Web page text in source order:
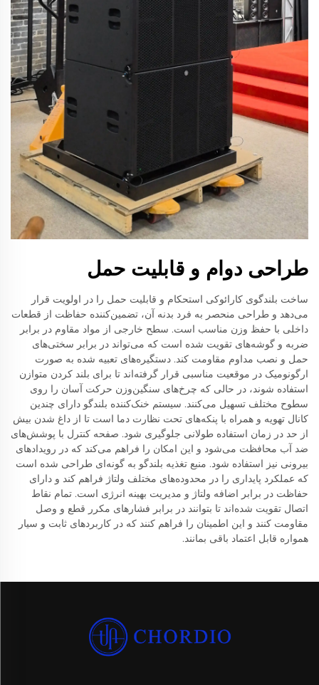
طراحی دوام و قابلیت حمل
ساخت بلندگوی کارائوکی استحکام و قابلیت حمل را در اولویت قرار
می‌دهد و طراحی منحصر به فرد بدنه آن، تضمین‌کننده حفاظت از قطعات
داخلی با حفظ وزن مناسب است. سطح خارجی از مواد مقاوم در برابر
ضربه و گوشه‌های تقویت شده است که می‌تواند در برابر سختی‌های
حمل و نصب مداوم مقاومت کند. دستگیره‌های تعبیه شده به صورت
ارگونومیک در موقعیت مناسبی قرار گرفته‌اند تا برای بلند کردن متوازن
استفاده شوند، در حالی که چرخ‌های سنگین‌وزن حرکت آسان را روی
سطوح مختلف تسهیل می‌کنند. سیستم خنک‌کننده بلندگو دارای چندین
کانال تهویه و همراه با پنکه‌های تحت نظارت دما است تا از داغ شدن بیش
از حد در زمان استفاده طولانی جلوگیری شود. صفحه کنترل با پوشش‌های
ضد آب محافظت می‌شود و این امکان را فراهم می‌کند که در رویدادهای
بیرونی نیز استفاده شود. منبع تغذیه بلندگو به گونه‌ای طراحی شده است
که عملکرد پایداری را در محدوده‌های مختلف ولتاژ فراهم کند و دارای
حفاظت در برابر اضافه ولتاژ و مدیریت بهینه انرژی است. تمام نقاط
اتصال تقویت شده‌اند تا بتوانند در برابر فشارهای مکرر قطع و وصل
مقاومت کنند و این اطمینان را فراهم کنند که در کاربردهای ثابت و سیار
همواره قابل اعتماد باقی بمانند.